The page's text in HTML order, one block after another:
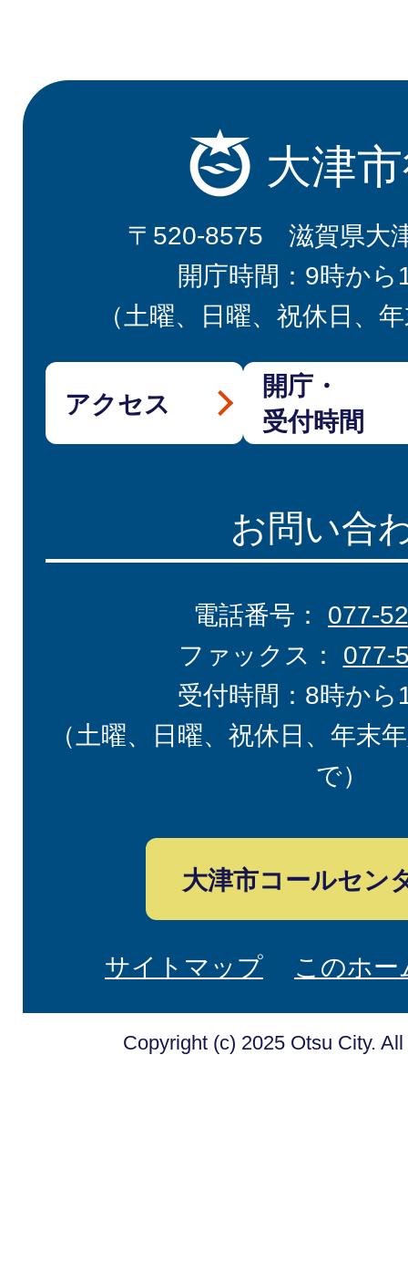
大津
〒520-8575 滋賀県大
開庁時間：9時から
（土曜、日曜、祝休日、
アクセス
開庁・
受付時間
お問い合
電話番号： 077-
ファックス： 077-
受付時間：8時から
（土曜、日曜、祝休日、年末
で）
大津市コールセン
サイトマップ このホ
Copyright (c) 2025 Otsu City.